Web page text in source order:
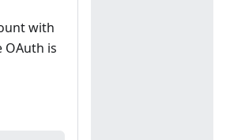
with
OAuth is